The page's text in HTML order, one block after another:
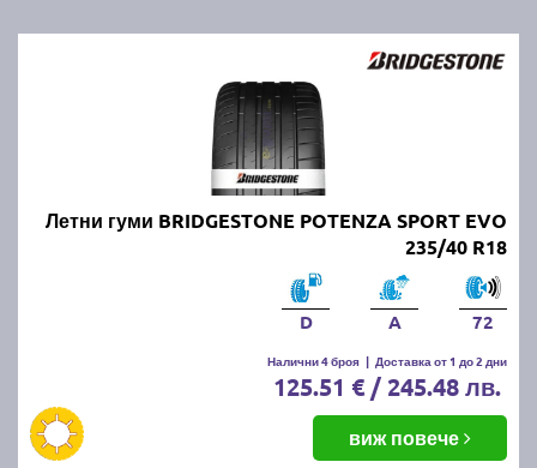
Летни гуми BRIDGESTONE POTENZA SPORT EVO
235/40 R18
D A 72
Налични 4 броя | Доставка от 1 до 2 дни
125.51 € / 245.48 лв.
виж повече